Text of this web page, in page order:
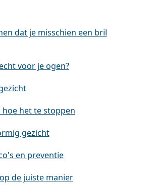
dat je misschien een bril
voor je ogen?
het te stoppen
gezicht
en preventie
de juiste manier